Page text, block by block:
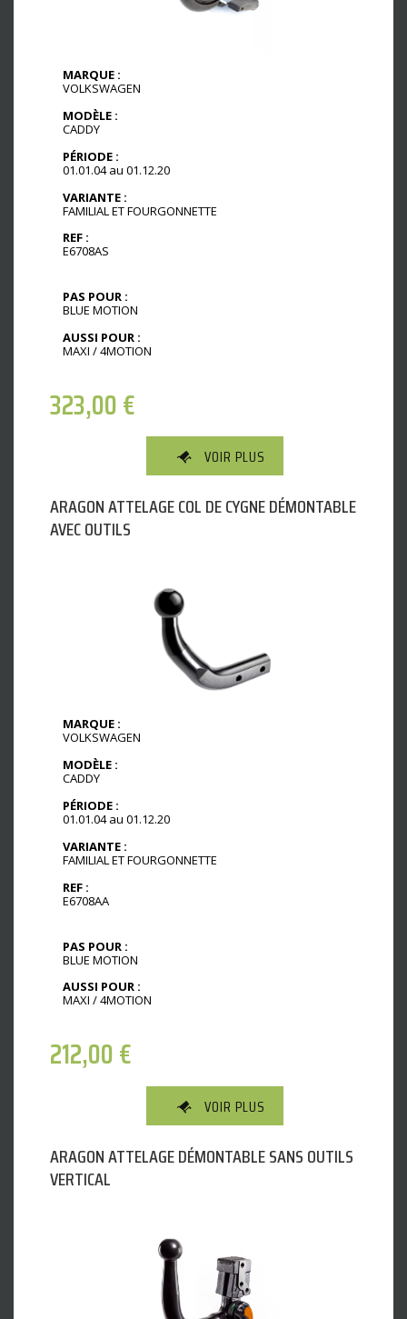
MARQUE :
VOLKSWAGEN
MODÈLE :
CADDY
PÉRIODE :
01.01.04 au 01.12.20
VARIANTE :
FAMILIAL ET FOURGONNETTE
REF :
E6708AS
PAS POUR :
BLUE MOTION
AUSSI POUR :
MAXI / 4MOTION
323,00€
VOIR PLUS
ARAGON ATTELAGE COL DE CYGNE DÉMONTABLE
AVEC OUTILS
MARQUE :
VOLKSWAGEN
MODÈLE :
CADDY
PÉRIODE :
01.01.04 au 01.12.20
VARIANTE :
FAMILIAL ET FOURGONNETTE
REF :
E6708AA
PAS POUR :
BLUE MOTION
AUSSI POUR :
MAXI / 4MOTION
212,00€
VOIR PLUS
ARAGON ATTELAGE DÉMONTABLE SANS OUTILS
VERTICAL